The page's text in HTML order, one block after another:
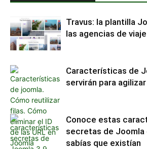
Travus: la plantilla
las agencias de
Características de
servirán para
Conoce estas
secretas de Joomla
sabías que existían